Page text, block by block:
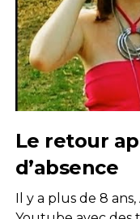
Le retour
d’absence
Il y a plus de 8